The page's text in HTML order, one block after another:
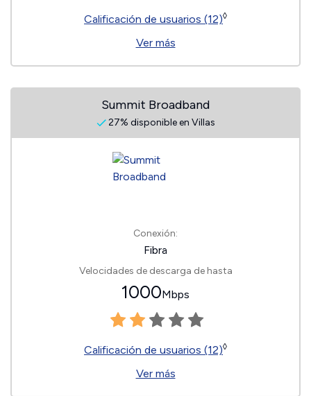
Calificación de usuarios (12)◊
Ver más
Summit Broadband
27% disponible en Villas
Conexión:
Fibra
Velocidades de descarga de hasta
1000Mbps
Calificación de usuarios (12)◊
Ver más